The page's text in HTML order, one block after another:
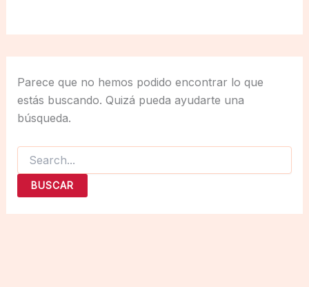
Parece que no hemos podido encontrar lo que
estás buscando. Quizá pueda ayudarte una
búsqueda.
Buscar
por: